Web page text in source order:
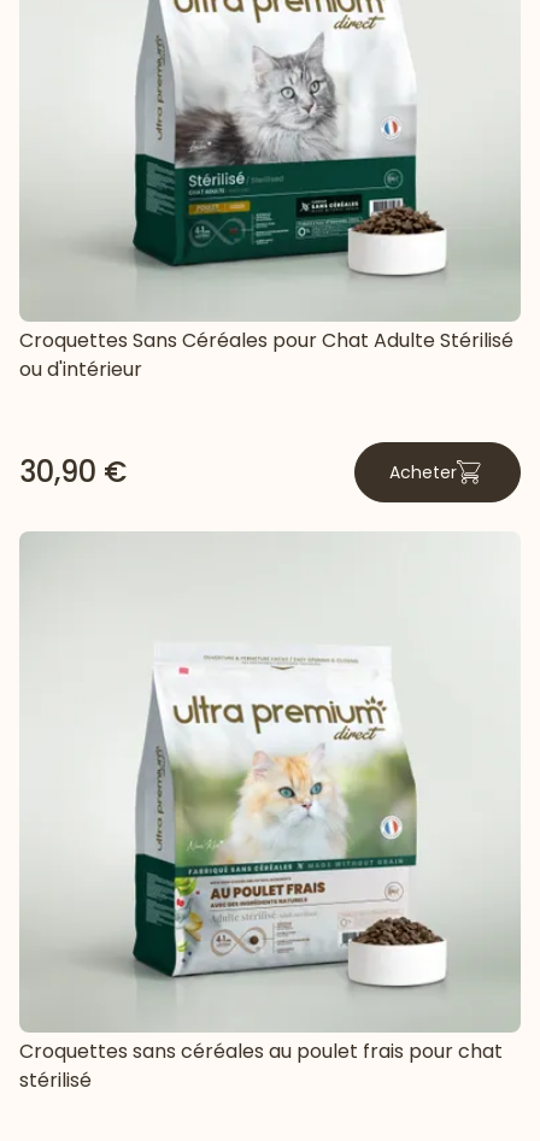
Croquettes Sans Céréales pour Chat Adulte Stérilisé
ou d'intérieur
30,90 € Acheter
Croquettes sans céréales au poulet frais pour chat
stérilisé